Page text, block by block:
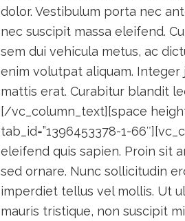
dolor. Vestibulum porta nec
nec suscipit massa eleifend.
sem dui vehicula metus, ac
enim volutpat aliquam.
mattis erat. Curabitur blandit
[/vc_column_text][space
tab_id=”1396453378-1-
eleifend quis sapien. Proin sit
sed ornare. Nunc sollicitudin
imperdiet tellus vel mollis. Ut
mauris tristique, non suscipit